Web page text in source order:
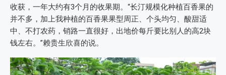
收获，一年大约有3个月的收果期。“长汀规模化种植百香果的
并不多，加上我种植的百香果果型周正、个头均匀、酸甜适
中、不打农药，销路一直很好，出地价每斤要比别人的高2块
钱左右。”赖贵生欣喜的说。